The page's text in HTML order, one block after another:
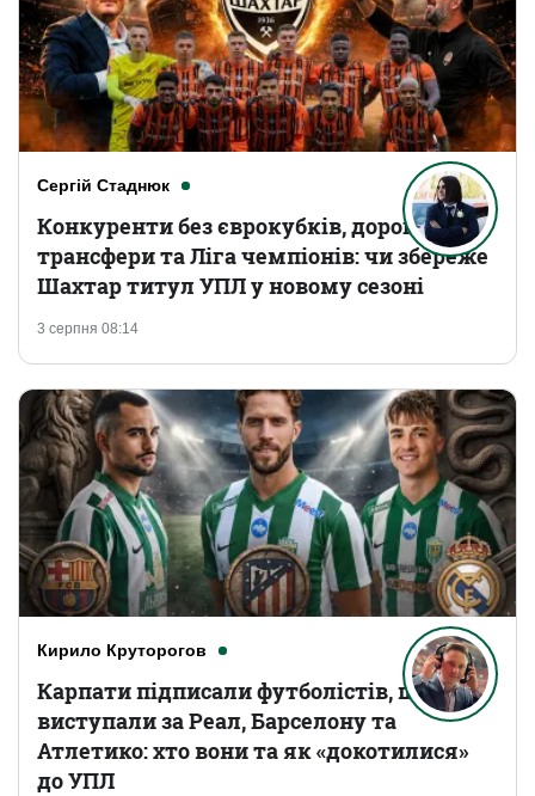
Сергій Стаднюк
3 серпня 08:14
Конкуренти без єврокубків, дорогі
трансфери та Ліга чемпіонів: чи збереже
Шахтар титул УПЛ у новому сезоні
Кирило Круторогов
Карпати підписали футболістів, що
виступали за Реал, Барселону та
Атлетико: хто вони та як «докотилися»
до УПЛ